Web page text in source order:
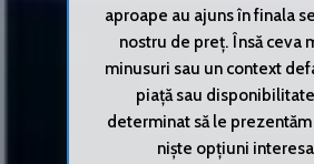
aproape au ajuns în finala
nostru de preț. Însă ceva
minusuri sau un context
piață sau
determinat să le
niște opțiuni